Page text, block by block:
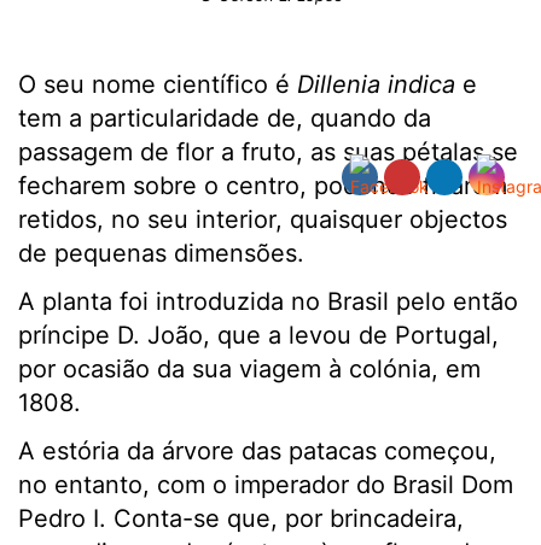
O seu nome científico é Dillenia indica e
tem a particularidade de, quando da
passagem de flor a fruto, as suas pétalas se
fecharem sobre o centro, podendo ficarem
retidos, no seu interior, quaisquer objectos
de pequenas dimensões.
A planta foi introduzida no Brasil pelo então
príncipe D. João, que a levou de Portugal,
por ocasião da sua viagem à colónia, em
1808.
A estória da árvore das patacas começou,
no entanto, com o imperador do Brasil Dom
Pedro I. Conta-se que, por brincadeira,